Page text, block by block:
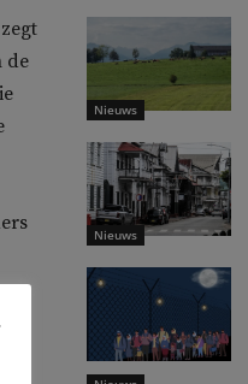
de
Nieuws
Nieuws